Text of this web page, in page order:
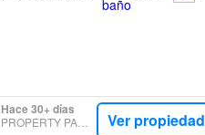
Hace 30+ días
PROPERTY PARTNERS Ver propiedad